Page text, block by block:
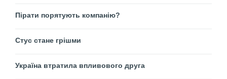
Пірати порятують компанію?
Стус стане грішми
Україна втратила впливового друга